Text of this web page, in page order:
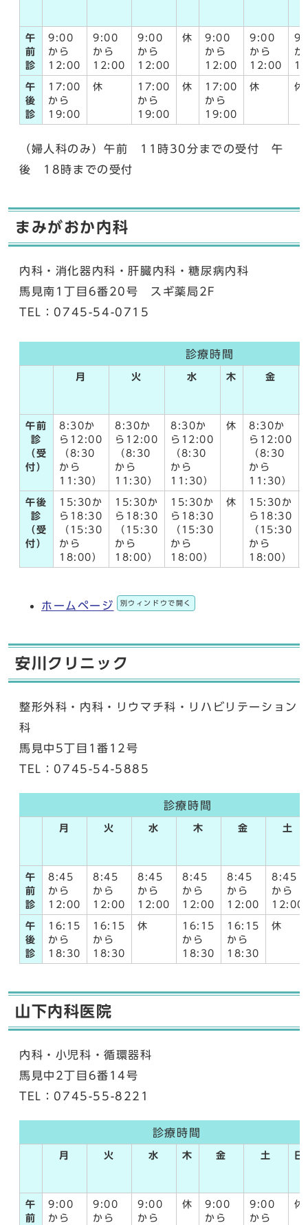
午
前
診
9:00
から
12:00
9:00
から
12:00
9:00
から
12:00
休
9:00
から
12:00
9:00
から
12:00
か
午
後
診
17:00
から
19:00
休
17:00
から
19:00
休
17:00
から
19:00
休 休
（婦人科のみ）午前 11時30分までの受付 午
後 18時までの受付
まみがおか内科
内科・消化器内科・肝臓内科・糖尿病内科
馬見南1丁目6番20号 スギ薬局2F
TEL：0745-54-0715
診療時間
月 火 水 木 金
午前
診
（受
付）
8:30か
ら12:00
（8:30
から
11:30）
8:30か
ら12:00
（8:30
から
11:30）
8:30か
ら12:00
（8:30
から
11:30）
休
8:30か
ら12:00
（8:30
から
11:30）
午後
診
（受
付）
15:30か
ら18:30
（15:30
から
18:00）
15:30か
ら18:30
（15:30
から
18:00）
15:30か
ら18:30
（15:30
から
18:00）
休
15:30か
ら18:30
（15:30
から
18:00）
ホームページ 別ウィンドウで開く
安川クリニック
整形外科・内科・リウマチ科・リハビリテーション
科
馬見中5丁目1番12号
TEL：0745-54-5885
診療時間
月 火 水 木 金 土
午
前
診
8:45
から
12:00
8:45
から
12:00
8:45
から
12:00
8:45
から
12:00
8:45
から
12:00
8:45
から
12:00
午
後
診
16:15
から
18:30
16:15
から
18:30
休
16:15
から
18:30
16:15
から
18:30
休
山下内科医院
内科・小児科・循環器科
馬見中2丁目6番14号
TEL：0745-55-8221
診療時間
月 火 水 木 金 土 日
午
前
9:00
から
9:00
から
9:00
から
休
9:00
から
9:00
から
休